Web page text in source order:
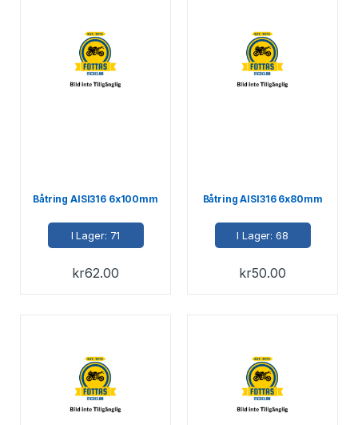
Båtring AISI316 6x100mm
I Lager: 71
kr62.00
Båtring AISI316 6x80mm
I Lager: 68
kr50.00